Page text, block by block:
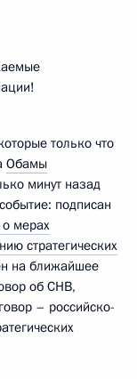
только что
Обамы
минут назад
подписан
мерах
стратегических
на ближайшее
об СНВ,
– российско-